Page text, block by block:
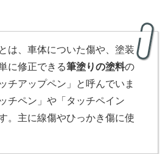
とは、車体についた傷や、塗装
に修正できる筆塗りの塗料の
チアップペン」と呼んでいま
チペン」や「タッチペイン
。主に線傷やひっかき傷に使